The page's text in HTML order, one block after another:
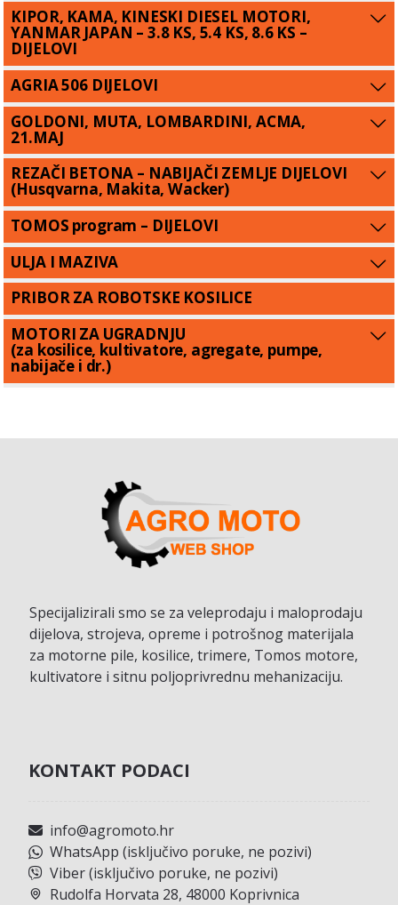
KIPOR, KAMA, KINESKI DIESEL MOTORI,
YANMAR JAPAN – 3.8 KS, 5.4 KS, 8.6 KS –
DIJELOVI
AGRIA 506 DIJELOVI
GOLDONI, MUTA, LOMBARDINI, ACMA,
21.MAJ
REZAČI BETONA – NABIJAČI ZEMLJE DIJELOVI
(Husqvarna, Makita, Wacker)
TOMOS program – DIJELOVI
ULJA I MAZIVA
PRIBOR ZA ROBOTSKE KOSILICE
MOTORI ZA UGRADNJU
(za kosilice, kultivatore, agregate, pumpe,
nabijače i dr.)
Specijalizirali smo se za veleprodaju i maloprodaju
dijelova, strojeva, opreme i potrošnog materijala
za motorne pile, kosilice, trimere, Tomos motore,
kultivatore i sitnu poljoprivrednu mehanizaciju.
KONTAKT PODACI
info@agromoto.hr
WhatsApp (isključivo poruke, ne pozivi)
Viber (isključivo poruke, ne pozivi)
Rudolfa Horvata 28, 48000 Koprivnica